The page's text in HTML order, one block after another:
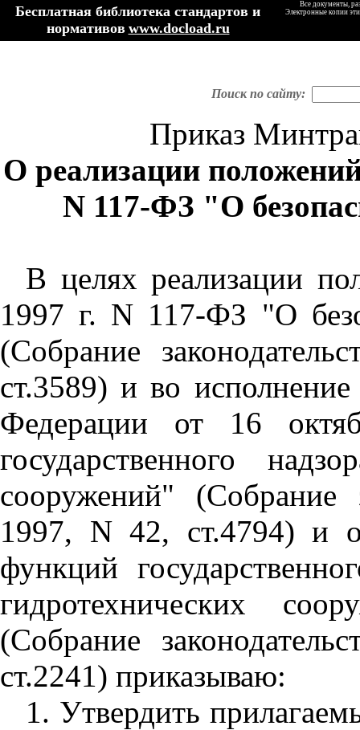
Бесплатная библиотека стандартов и
нормативов www.docload.ru
Все документы,
Электронные копии
Поиск по сайту:
Приказ
О реализации
N 117-ФЗ "О
В целях реализации
1997 г. N 117-ФЗ "О
(Собрание
ст.3589) и во исполнение
Федерации от 16
государственного
сооружений" (Собрание
1997, N 42, ст.4794) и
функций
гидротехнических
(Собрание
ст.2241) приказываю:
1. Утвердить